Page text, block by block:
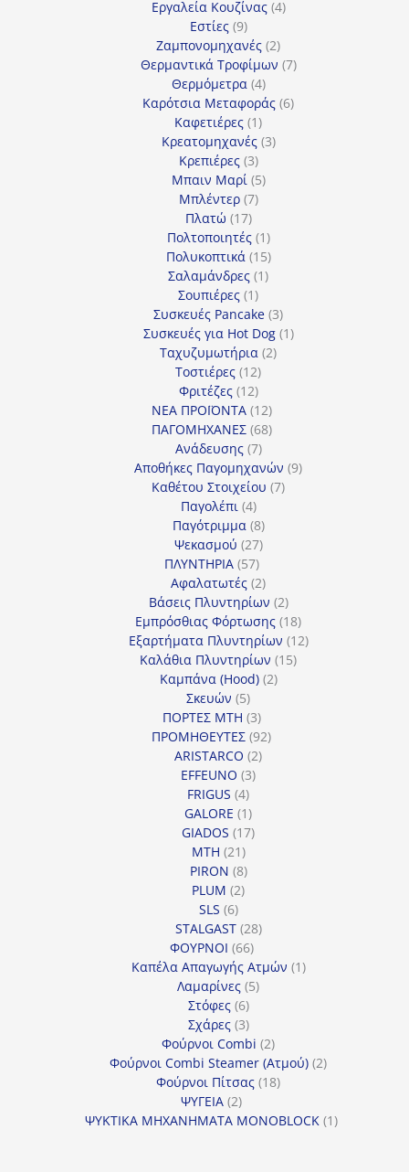
προϊόντα
Εργαλεία Κουζίνας 44
Εστίες 99
προϊόντα
Ζαμπονομηχανές 22
προϊόντα
Θερμαντικά Τροφίμων 77
Θερμόμετρα 44
προϊόντα
Καρότσια Μεταφοράς 66
Καφετιέρες 11
προϊόν
Κρεατομηχανές 33
Κρεπιέρες 33
προϊόντα
Μπαιν Μαρί 55
Μπλέντερ 77
Πλατώ 1717
προϊόντα
Πολτοποιητές 11
προϊόν
Πολυκοπτικά 1515
προϊόντα
Σαλαμάνδρες 11
Σουπιέρες 11
προϊόν
Συσκευές Pancake 33
προϊόντα
Συσκευές για Hot Dog 11
Ταχυζυμωτήρια 22
Τοστιέρες 1212
προϊόντα
Φριτέζες 1212
προϊόντα
ΝΕΑ ΠΡΟΪΟΝΤΑ 1212
προϊόντα
ΠΑΓΟΜΗΧΑΝΕΣ 6868
Ανάδευσης 77
προϊόντα
Αποθήκες Παγομηχανών 99
Καθέτου Στοιχείου 77
Παγολέπι 44
προϊόντα
Παγότριμμα 88
προϊόντα
Ψεκασμού 2727
προϊόντα
ΠΛΥΝΤΗΡΙΑ 5757
προϊόντα
Αφαλατωτές 22
προϊόντα
Βάσεις Πλυντηρίων 22
προϊόντα
Εμπρόσθιας Φόρτωσης 1818
προϊόντα
Εξαρτήματα Πλυντηρίων 1212
Καλάθια Πλυντηρίων 1515
Καμπάνα (Hood) 22
Σκευών 55
προϊόντα
ΠΟΡΤΕΣ MTH 33
προϊόντα
ΠΡΟΜΗΘΕΥΤΕΣ 9292
ARISTARCO 22
EFFEUNO 33
FRIGUS 44
προϊόντα
GALORE 11
προϊόν
GIADOS 1717
MTH 2121
προϊόντα
PIRON 88
προϊόντα
PLUM 22
SLS 66
προϊόντα
STALGAST 2828
ΦΟΥΡΝΟΙ 6666
προϊόντα
Καπέλα Απαγωγής Ατμών 11
Λαμαρίνες 55
Στόφες 66
προϊόντα
Σχάρες 33
προϊόντα
Φούρνοι Combi 22
προϊόντα
Φούρνοι Combi Steamer (Ατμού) 22
Φούρνοι Πίτσας 1818
ΨΥΓΕΙΑ 22
προϊόντα
ΨΥΚΤΙΚΑ ΜΗΧΑΝΗΜΑΤΑ MONOBLOCK 11